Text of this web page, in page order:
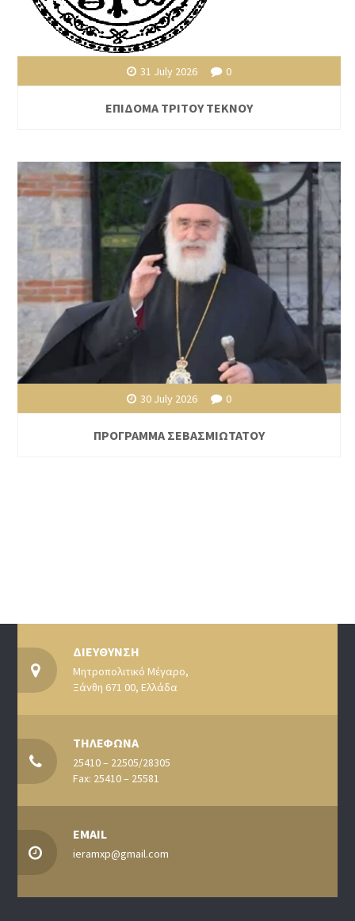
31 July 2026 0
ΕΠΙΔΟΜΑ ΤΡΙΤΟΥ ΤΕΚΝΟΥ
30 July 2026 0
ΠΡΟΓΡΑΜΜΑ ΣΕΒΑΣΜΙΩΤΑΤΟΥ
ΔΙΕΥΘΥΝΣΗ
Μητροπολιτικό Μέγαρο,
Ξάνθη 671 00, Ελλάδα
ΤΗΛΕΦΩΝΑ
25410 – 22505/28305
Fax: 25410 – 25581
EMAIL
ieramxp@gmail.com